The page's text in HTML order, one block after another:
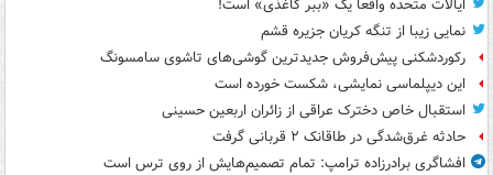
ایالات متحده واقعاً یک «ببر کاغذی» است!
نمایی زیبا از تنگه کریان جزیره قشم
رکوردشکنی پیش‌فروش جدیدترین گوشی‌های تاشوی سامسونگ
این دیپلماسی نمایشی، شکست خورده است
استقبال خاص دخترک عراقی از زائران اربعین حسینی
حادثه غرق‌شدگی در طاقانک ۲ قربانی گرفت
افشاگری برادرزاده ترامپ: تمام تصمیم‌هایش از روی ترس است